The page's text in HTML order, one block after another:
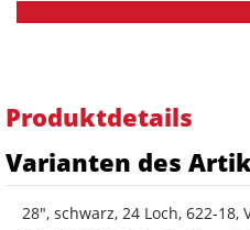
Produktdetails
Varianten des
28", schwarz, 24 Loch, 622-18,